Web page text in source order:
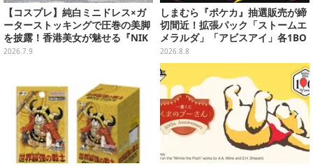
【コスプレ】純白ミニドレス×ガ
ーターストッキングで圧巻の美脚
を披露！香港美女が魅せる『NIK
KE』アリスが小悪魔で可愛い【写
2026.7.9
しまむら『ポケカ』抽選販売が締
切間近！拡張パック「ストームエ
メラルダ」「アビスアイ」各1BO
Xをラインナップ
2026.8.8